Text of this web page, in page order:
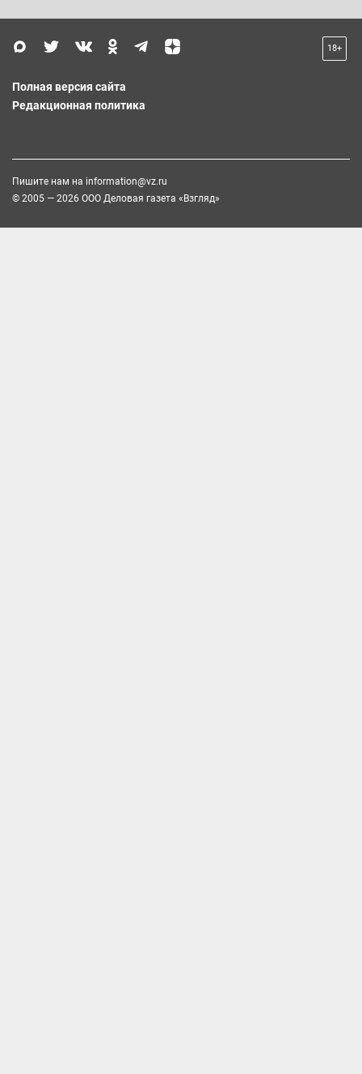
18+
Полная версия сайта
Редакционная политика
Пишите нам на information@vz.ru
© 2005 — 2026 ООО Деловая газета «Взгляд»